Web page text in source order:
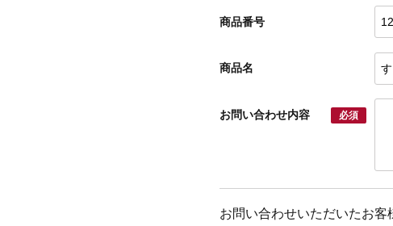
商品番号
商品名
お問い合わせ内容 必須
お問い合わせいただいたお客